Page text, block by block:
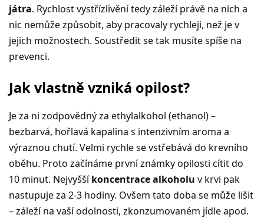
játra. Rychlost vystřízlivění tedy záleží právě na nich a
nic nemůže způsobit, aby pracovaly rychleji, než je v
jejich možnostech. Soustředit se tak musíte spíše na
prevenci.
Jak vlastně vzniká opilost?
Je za ni zodpovědný za ethylalkohol (ethanol) –
bezbarvá, hořlavá kapalina s intenzivním aroma a
výraznou chutí. Velmi rychle se vstřebává do krevního
oběhu. Proto začínáme první známky opilosti cítit do
10 minut. Nejvyššíkoncentrace alkoholu v krvi pak
nastupuje za 2-3 hodiny. Ovšem tato doba se může lišit
– záleží na vaší odolnosti, zkonzumovaném jídle apod.